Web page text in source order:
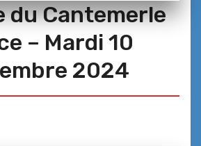
du Cantemerle
– Mardi 10
2024